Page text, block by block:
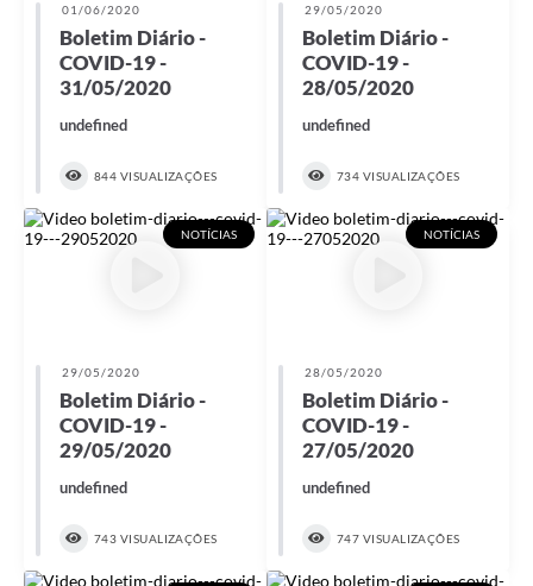
Administração
A Prefeitura
Sala Mineira do Empreendedor
Notícias
Contratos
Legislação
Termos de Uso & Política de Privacidade
Links
01/06/2020
Boletim Diário -
COVID-19 -
31/05/2020
undefined
844 VISUALIZAÇÕES
29/05/2020
Boletim Diário -
COVID-19 -
28/05/2020
undefined
734 VISUALIZAÇÕES
NOTÍCIAS
29/05/2020
Boletim Diário -
COVID-19 -
29/05/2020
undefined
743 VISUALIZAÇÕES
NOTÍCIAS
28/05/2020
Boletim Diário -
COVID-19 -
27/05/2020
undefined
747 VISUALIZAÇÕES